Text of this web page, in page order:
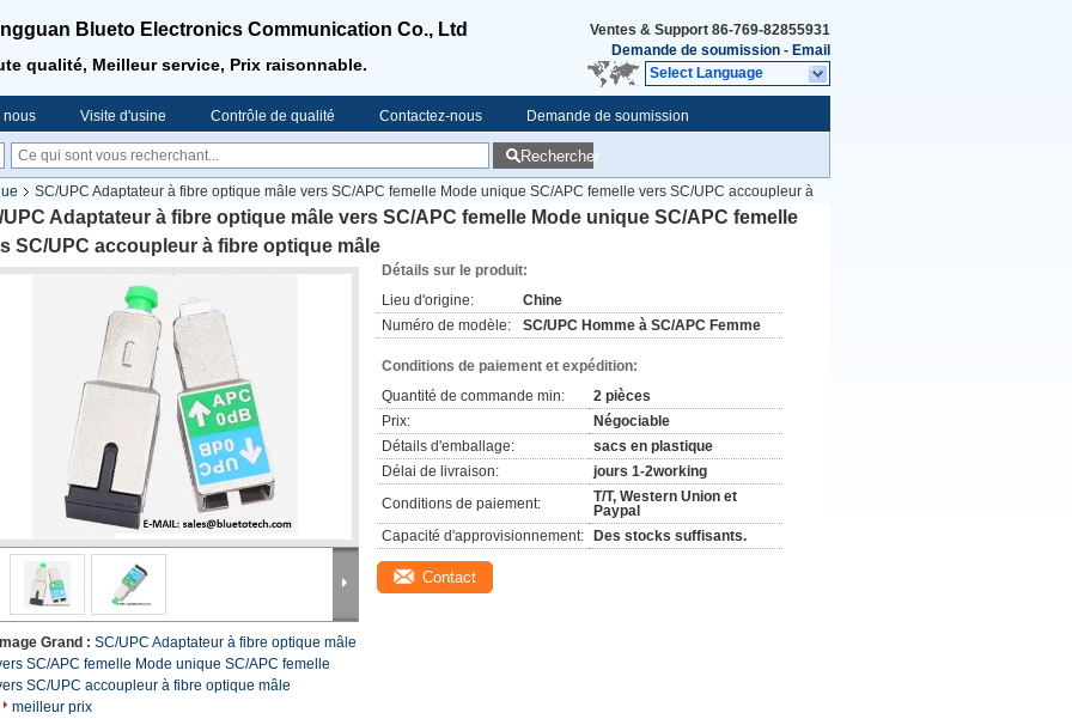
Blueto Electronics Communication Co., Ltd
qualité, Meilleur service, Prix raisonnable.
Ventes & Support 86-769-82855931
Demande de soumission - Email
Select Language
nous Visite d'usine Contrôle de qualité Contactez-nous Demande de soumission
Rechercher
SC/UPC Adaptateur à fibre optique mâle vers SC/APC femelle Mode unique SC/APC femelle vers SC/UPC accoupleur à
UPC Adaptateur à fibre optique mâle vers SC/APC femelle Mode unique SC/APC femelle
SC/UPC accoupleur à fibre optique mâle
Grand : SC/UPC Adaptateur à fibre optique mâle
SC/APC femelle Mode unique SC/APC femelle
SC/UPC accoupleur à fibre optique mâle
meilleur prix
Détails sur le produit:
Lieu d'origine:
Chine
Numéro de modèle:
SC/UPC Homme à SC/APC Femme
Conditions de paiement et expédition:
Quantité de commande min:
2 pièces
Prix:
Négociable
Détails d'emballage:
sacs en plastique
Délai de livraison:
jours 1-2working
Conditions de paiement:
T/T, Western Union et
Paypal
Capacité d'approvisionnement:
Des stocks suffisants.
Contact